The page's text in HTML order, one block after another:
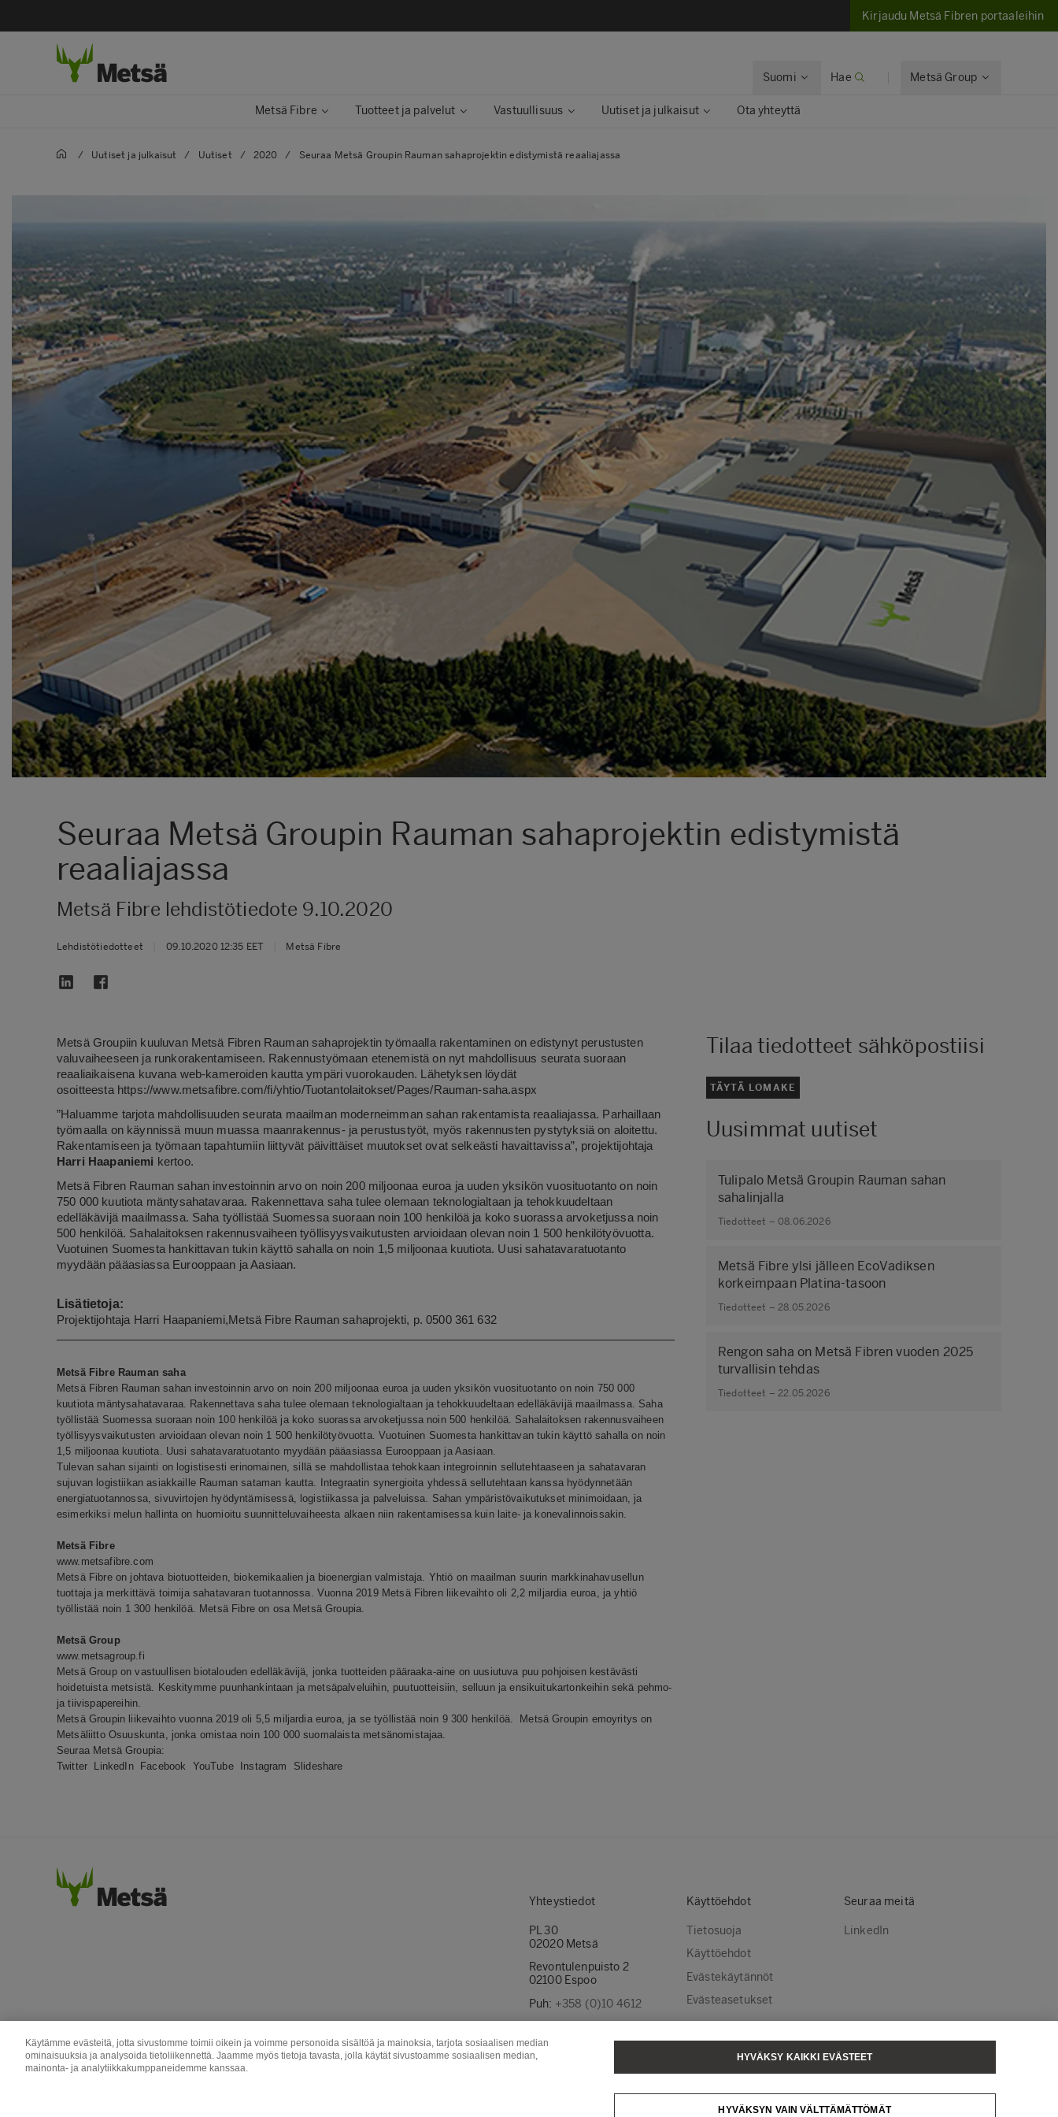
Kirjaudu Metsä Fibren portaaleihin
Suomi Hae Metsä Group
Metsä Fibre Tuotteet ja palvelut Vastuullisuus Uutiset ja julkaisut Ota yhteyttä
/ Uutiset ja julkaisut / Uutiset / 2020 / Seuraa Metsä Groupin Rauman sahaprojektin edistymistä reaaliajassa
Seuraa Metsä Groupin Rauman sahaprojektin edistymistä
reaaliajassa
Metsä Fibre lehdistötiedote 9.10.2020
Lehdistötiedotteet 09.10.2020 12:35 EET Metsä Fibre
Metsä Groupiin kuuluvan Metsä Fibren Rauman sahaprojektin työmaalla rakentaminen on edistynyt perustusten
valuvaiheeseen ja runkorakentamiseen. Rakennustyömaan etenemistä on nyt mahdollisuus seurata suoraan
reaaliaikaisena kuvana web-kameroiden kautta ympäri vuorokauden. Lähetyksen löydät
osoitteesta https://www.metsafibre.com/fi/yhtio/Tuotantolaitokset/Pages/Rauman-saha.aspx
”Haluamme tarjota mahdollisuuden seurata maailman moderneimman sahan rakentamista reaaliajassa. Parhaillaan
työmaalla on käynnissä muun muassa maanrakennus- ja perustustyöt, myös rakennusten pystytyksiä on aloitettu.
Rakentamiseen ja työmaan tapahtumiin liittyvät päivittäiset muutokset ovat selkeästi havaittavissa”, projektijohtaja
Harri Haapaniemi kertoo.
Metsä Fibren Rauman sahan investoinnin arvo on noin 200 miljoonaa euroa ja uuden yksikön vuosituotanto on noin
750 000 kuutiota mäntysahatavaraa. Rakennettava saha tulee olemaan teknologialtaan ja tehokkuudeltaan
edelläkävijä maailmassa. Saha työllistää Suomessa suoraan noin 100 henkilöä ja koko suorassa arvoketjussa noin
500 henkilöä. Sahalaitoksen rakennusvaiheen työllisyysvaikutusten arvioidaan olevan noin 1 500 henkilötyövuotta.
Vuotuinen Suomesta hankittavan tukin käyttö sahalla on noin 1,5 miljoonaa kuutiota. Uusi sahatavaratuotanto
myydään pääasiassa Eurooppaan ja Aasiaan.
Lisätietoja:
Projektijohtaja Harri Haapaniemi,Metsä Fibre Rauman sahaprojekti, p. 0500 361 632
Metsä Fibre Rauman saha
Metsä Fibren Rauman sahan investoinnin arvo on noin 200 miljoonaa euroa ja uuden yksikön vuosituotanto on noin 750 000
kuutiota mäntysahatavaraa. Rakennettava saha tulee olemaan teknologialtaan ja tehokkuudeltaan edelläkävijä maailmassa. Saha
työllistää Suomessa suoraan noin 100 henkilöä ja koko suorassa arvoketjussa noin 500 henkilöä. Sahalaitoksen rakennusvaiheen
työllisyysvaikutusten arvioidaan olevan noin 1 500 henkilötyövuotta. Vuotuinen Suomesta hankittavan tukin käyttö sahalla on noin
1,5 miljoonaa kuutiota. Uusi sahatavaratuotanto myydään pääasiassa Eurooppaan ja Aasiaan.
Tulevan sahan sijainti on logistisesti erinomainen, sillä se mahdollistaa tehokkaan integroinnin sellutehtaaseen ja sahatavaran
sujuvan logistiikan asiakkaille Rauman sataman kautta. Integraatin synergioita yhdessä sellutehtaan kanssa hyödynnetään
energiatuotannossa, sivuvirtojen hyödyntämisessä, logistiikassa ja palveluissa. Sahan ympäristövaikutukset minimoidaan, ja
esimerkiksi melun hallinta on huomioitu suunnitteluvaiheesta alkaen niin rakentamisessa kuin laite- ja konevalinnoissakin.
Metsä Fibre
www.metsafibre.com
Metsä Fibre on johtava biotuotteiden, biokemikaalien ja bioenergian valmistaja. Yhtiö on maailman suurin markkinahavusellun
tuottaja ja merkittävä toimija sahatavaran tuotannossa. Vuonna 2019 Metsä Fibren liikevaihto oli 2,2 miljardia euroa, ja yhtiö
työllistää noin 1 300 henkilöä. Metsä Fibre on osa Metsä Groupia.
Metsä Group
www.metsagroup.fi
Metsä Group on vastuullisen biotalouden edelläkävijä, jonka tuotteiden pääraaka-aine on uusiutuva puu pohjoisen kestävästi
hoidetuista metsistä. Keskitymme puunhankintaan ja metsäpalveluihin, puutuotteisiin, selluun ja ensikuitukartonkeihin sekä pehmo-
ja tiivispapereihin.
Metsä Groupin liikevaihto vuonna 2019 oli 5,5 miljardia euroa, ja se työllistää noin 9 300 henkilöä. Metsä Groupin emoyritys on
Metsäliitto Osuuskunta, jonka omistaa noin 100 000 suomalaista metsänomistajaa.
Seuraa Metsä Groupia:
Twitter
LinkedIn Facebook YouTube Instagram Slideshare
Tilaa tiedotteet sähköpostiisi
TÄYTÄ LOMAKE
Uusimmat uutiset
Tulipalo Metsä Groupin Rauman sahan
sahalinjalla
Tiedotteet – 08.06.2026
Metsä Fibre ylsi jälleen EcoVadiksen
korkeimpaan Platina-tasoon
Tiedotteet – 28.05.2026
Rengon saha on Metsä Fibren vuoden 2025
turvallisin tehdas
Tiedotteet – 22.05.2026
Yhteystiedot
PL 30
02020 Metsä
Revontulenpuisto 2
02100 Espoo
Puh: +358 (0)10 4612
Laskutusosoitteet
Käyttöehdot
Tietosuoja
Käyttöehdot
Evästekäytännöt
Evästeasetukset
Seuraa meitä
LinkedIn
Metsä Tissue Metsä Spring
Käytämme evästeitä, jotta sivustomme toimii oikein ja voimme personoida sisältöä ja mainoksia, tarjota sosiaalisen median
ominaisuuksia ja analysoida tietoliikennettä. Jaamme myös tietoja tavasta, jolla käytät sivustoamme sosiaalisen median,
mainonta- ja analytiikkakumppaneidemme kanssaa.
HYVÄKSYN VAIN VÄLTTÄMÄTTÖMÄT
HYVÄKSY KAIKKI EVÄSTEET